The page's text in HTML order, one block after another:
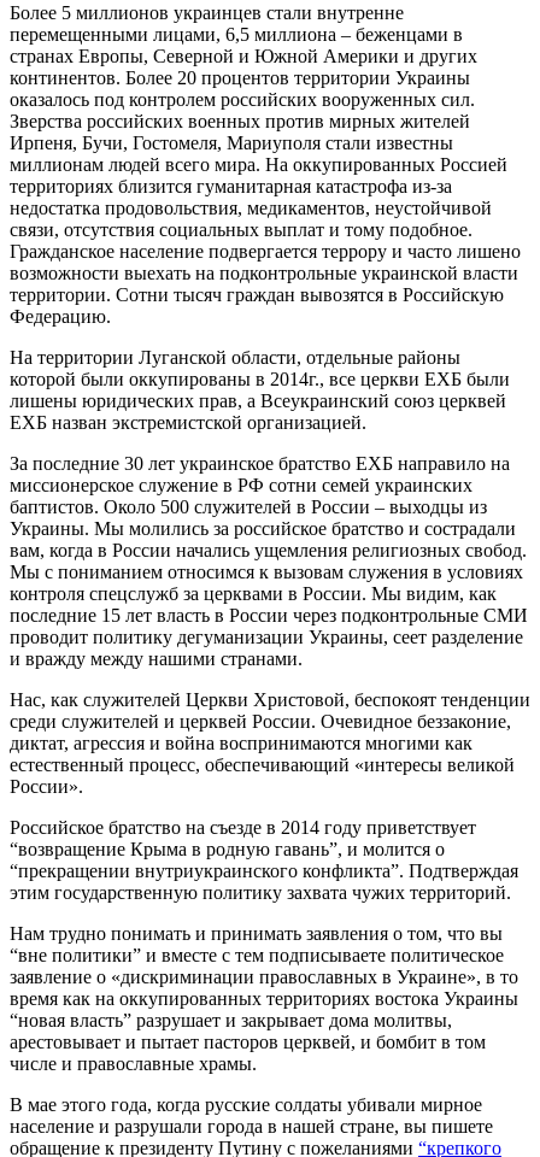
Более 5 миллионов украинцев стали внутренне
перемещенными лицами, 6,5 миллиона – беженцами в
странах Европы, Северной и Южной Америки и других
континентов. Более 20 процентов территории Украины
оказалось под контролем российских вооруженных сил.
Зверства российских военных против мирных жителей
Ирпеня, Бучи, Гостомеля, Мариуполя стали известны
миллионам людей всего мира. На оккупированных Россией
территориях близится гуманитарная катастрофа из-за
недостатка продовольствия, медикаментов, неустойчивой
связи, отсутствия социальных выплат и тому подобное.
Гражданское население подвергается террору и часто лишено
возможности выехать на подконтрольные украинской власти
территории. Сотни тысяч граждан вывозятся в Российскую
Федерацию.
На территории Луганской области, отдельные районы
которой были оккупированы в 2014г., все церкви ЕХБ были
лишены юридических прав, а Всеукраинский союз церквей
ЕХБ назван экстремистской организацией.
За последние 30 лет украинское братство ЕХБ направило на
миссионерское служение в РФ сотни семей украинских
баптистов. Около 500 служителей в России – выходцы из
Украины. Мы молились за российское братство и сострадали
вам, когда в России начались ущемления религиозных свобод.
Мы с пониманием относимся к вызовам служения в условиях
контроля спецслужб за церквами в России. Мы видим, как
последние 15 лет власть в России через подконтрольные СМИ
проводит политику дегуманизации Украины, сеет разделение
и вражду между нашими странами.
Нас, как служителей Церкви Христовой, беспокоят тенденции
среди служителей и церквей России. Очевидное беззаконие,
диктат, агрессия и война воспринимаются многими как
естественный процесс, обеспечивающий «интересы великой
России».
Российское братство на съезде в 2014 году приветствует
“возвращение Крыма в родную гавань”, и молится о
“прекращении внутриукраинского конфликта”. Подтверждая
этим государственную политику захвата чужих территорий.
Нам трудно понимать и принимать заявления о том, что вы
“вне политики” и вместе с тем подписываете политическое
заявление о «дискриминации православных в Украине», в то
время как на оккупированных территориях востока Украины
“новая власть” разрушает и закрывает дома молитвы,
арестовывает и пытает пасторов церквей, и бомбит в том
числе и православные храмы.
В мае этого года, когда русские солдаты убивали мирное
население и разрушали города в нашей стране, вы пишете
обращение к президенту Путину с пожеланиями “крепкого